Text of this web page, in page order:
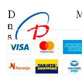
D
e
s
t
a
c
I
n
s
t
i
t